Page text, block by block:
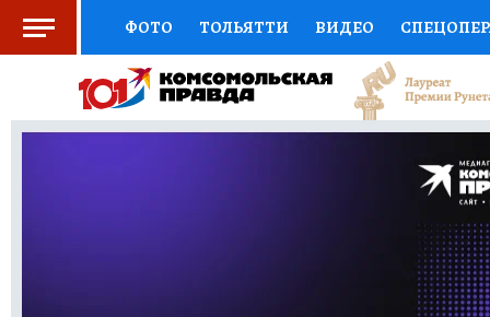
ФОТО ТОЛЬЯТТИ ВИДЕО
СОЦПОДДЕРЖКА НАУКА СПОРТ
ВЫБОР ЭКСПЕРТОВ ДОКТОР
ПРОГНОЗЫ НА СПОРТ